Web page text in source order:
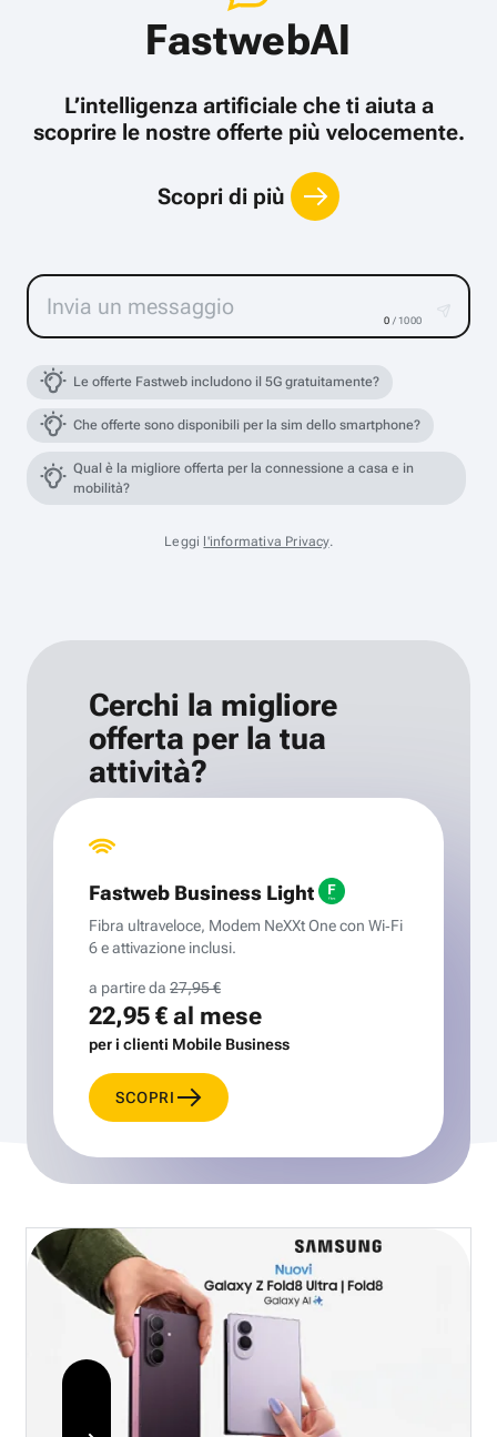
FastwebAI
L’intelligenza artificiale che ti aiuta a
scoprire le nostre offerte più velocemente.
Scopri di più
0 / 1000
Le offerte Fastweb includono il 5G gratuitamente?
Che offerte sono disponibili per la sim dello smartphone?
Qual è la migliore offerta per la connessione a casa e in
mobilità?
Leggi l'informativa Privacy.
Cerchi la migliore
offerta per la tua
attività?
Fastweb Business Light
Fibra ultraveloce, Modem NeXXt One con Wi‑Fi
6 e attivazione inclusi.
a partire da 27,95 €
22,95 €al mese
per i clienti Mobile Business
SCOPRI